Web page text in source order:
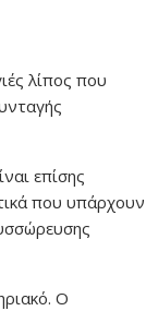
λίπος που
επίσης
που υπάρχουν
Ο